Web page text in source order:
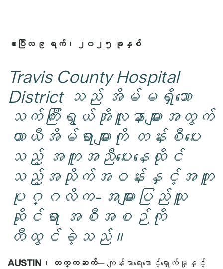
ဧပြီလ ၉ ရက်၊ ၂၀၂၅ ခုနှစ်
Travis County Hospital
District သည် အိမ်မရှိသော
သက်ကြီးရွယ်အိုလူနာများအတွက်
ယာယီအိမ်ရာများကို တန်းစီပေး
သည့် အကူအညီပေးနေထိုင်
သည့်အသိုက်အဝန်းနှင့်အတူ
ပုဂ္ဂလိက-အများပြည်သူ
ဆိုင်ရာ အစီအစဉ်ကို
တီထွင်ခဲ့သည်။
AUSTIN၊ တက္ကဆက်— ကျန်းမာရေးစောင့်ရှောက်မှုနှင့်